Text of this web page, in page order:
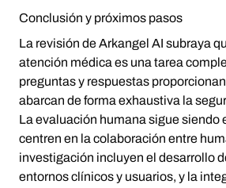
Conclusión y próximos pasos
La revisión de Arkangel AI subraya
atención médica es una tarea
preguntas y respuestas
abarcan de forma exhaustiva la
La evaluación humana sigue siendo
centren en la colaboración entre
investigación incluyen el desarrollo
entornos clínicos y usuarios, y la